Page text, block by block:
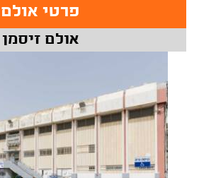
פרטי אולם
אולם זיסמן